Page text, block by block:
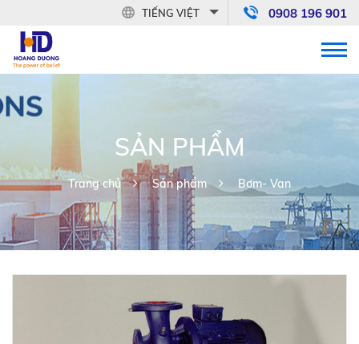
0908 196 901
TIẾNG VIỆT
SẢN PHẨM
Trang chủ Sản phẩm Bơm- Van